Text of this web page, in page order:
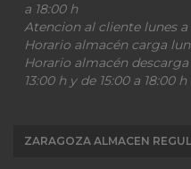
a 18:00 h
Atencion al cliente lunes a
Horario almacén carga
Horario almacén
13:00 h y de 15:00 a 18:00 h
ZARAGOZA ALMACEN